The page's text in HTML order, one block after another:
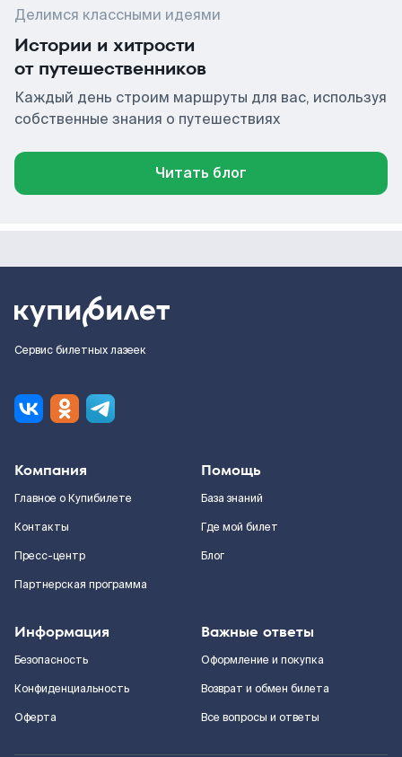
Делимся классными идеями
Истории и хитрости
от путешественников
Каждый день строим маршруты для вас, используя
собственные знания о путешествиях
Читать блог
Сервис билетных лазеек
Компания
Главное о Купибилете
Контакты
Пресс-центр
Партнерская программа
Помощь
База знаний
Где мой билет
Блог
Информация
Безопасность
Конфиденциальность
Оферта
Важные ответы
Оформление и покупка
Возврат и обмен билета
Все вопросы и ответы